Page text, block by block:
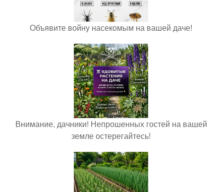
Объявите войну насекомым на вашей даче!
Внимание, дачники! Непрошенных гостей на вашей
земле остерегайтесь!